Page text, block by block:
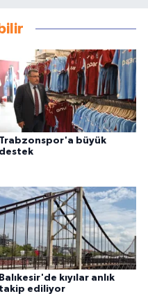
Trabzonspor'a büyük
destek
Balıkesir'de kıyılar anlık
takip ediliyor